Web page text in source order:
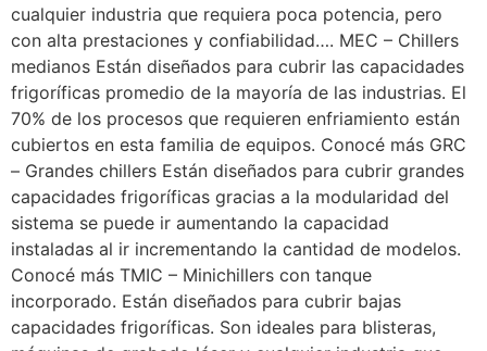
cualquier industria que requiera poca potencia, pero
con alta prestaciones y confiabilidad…. MEC – Chillers
medianos Están diseñados para cubrir las capacidades
frigoríficas promedio de la mayoría de las industrias. El
70% de los procesos que requieren enfriamiento están
cubiertos en esta familia de equipos. Conocé más GRC
– Grandes chillers Están diseñados para cubrir grandes
capacidades frigoríficas gracias a la modularidad del
sistema se puede ir aumentando la capacidad
instaladas al ir incrementando la cantidad de modelos.
Conocé más TMIC – Minichillers con tanque
incorporado. Están diseñados para cubrir bajas
capacidades frigoríficas. Son ideales para blisteras,